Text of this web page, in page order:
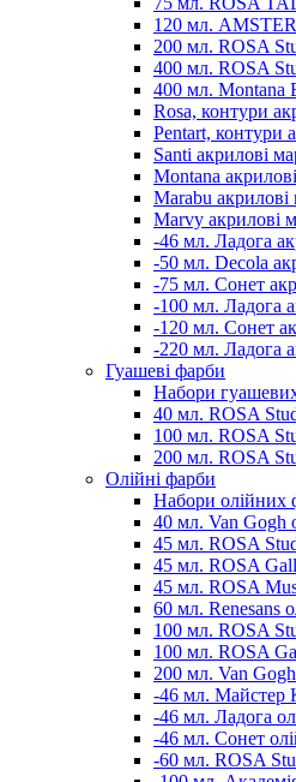
120 мл.
200 мл. ROSA
400 мл. ROSA
400 мл. Montana
Rosa, контури
Pentart, контури
Santi акрилові
Montana
Marabu акрилові
Marvy акрилові
-46 мл. Ладога
-50 мл. Decola
-75 мл. Сонет
-100 мл. Ладога
-120 мл. Сонет
-220 мл. Ладога
Гуашеві фарби
Набори
40 мл. ROSA
100 мл. ROSA
200 мл. ROSA
Олійні фарби
Набори олійних
40 мл. Van Gogh
45 мл. ROSA
45 мл. ROSA
45 мл. ROSA
60 мл. Renesans
100 мл. ROSA
100 мл. ROSA
200 мл. Van Gogh
-46 мл. Майстер
-46 мл. Ладога
-46 мл. Сонет
-60 мл. ROSA